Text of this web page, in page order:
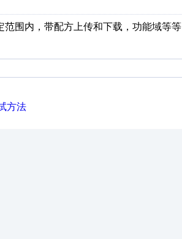
围内，带配方上传和下载，功能域等等
方法